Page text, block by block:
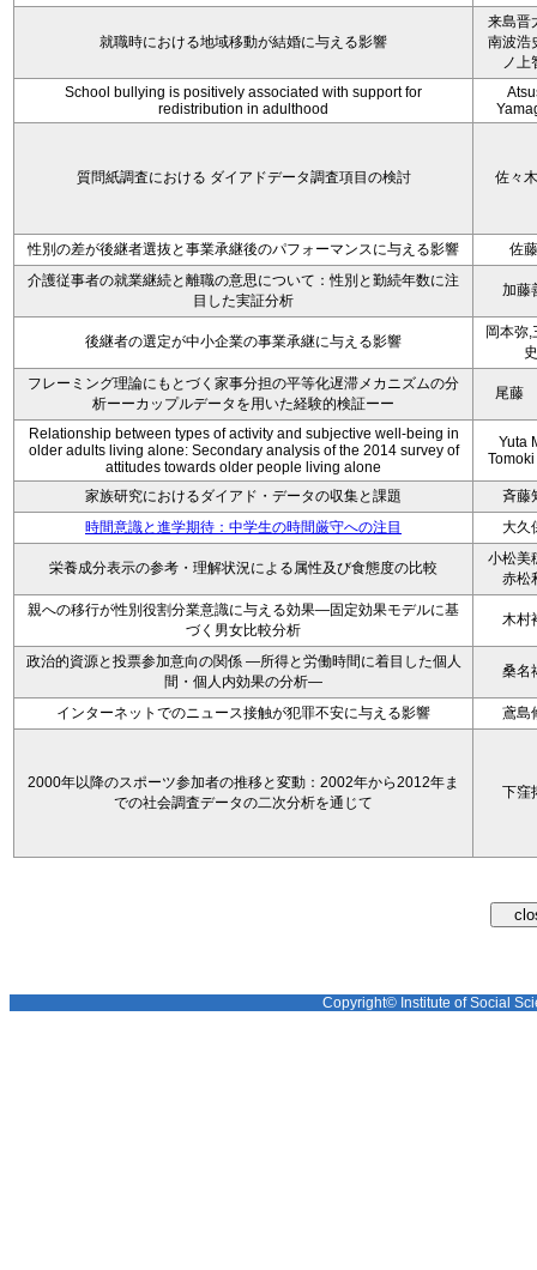
就職時における地域移動が結婚に与える影響
来島晋
南波浩
ノ上
School bullying is positively associated with support for
redistribution in adulthood
質問紙調査における ダイアドデータ調査項目の検討 佐々
性別の差が後継者選抜と事業承継後のパフォーマンスに与える影響
佐
介護従事者の就業継続と離職の意思について：性別と勤続年数に注
目した実証分析
加藤
後継者の選定が中小企業の事業承継に与える影響
岡本弥,
史
フレーミング理論にもとづく家事分担の平等化遅滞メカニズムの分
析ーーカップルデータを用いた経験的検証ーー
尾藤
Relationship between types of activity and subjective well-being in
older adults living alone: Secondary analysis of the 2014 survey of
attitudes towards older people living alone
Yuta
家族研究におけるダイアド・データの収集と課題
斉藤
時間意識と進学期待：中学生の時間厳守への注目
大久
栄養成分表示の参考・理解状況による属性及び食態度の比較
小松美
赤松
親への移行が性別役割分業意識に与える効果—固定効果モデルに基
づく男女比較分析
木村
政治的資源と投票参加意向の関係 ―所得と労働時間に着目した個人
間・個人内効果の分析―
桑名
インターネットでのニュース接触が犯罪不安に与える影響 鳶島
2000年以降のスポーツ参加者の推移と変動：2002年から2012年ま
での社会調査データの二次分析を通じて
下窪
Copyright© Institute of Social